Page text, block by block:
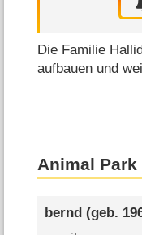
Die Familie
aufbauen und
Animal
bernd(geb.